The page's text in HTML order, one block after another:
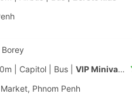
| Capitol Bus VIP Minivan 11
Phnom Penh